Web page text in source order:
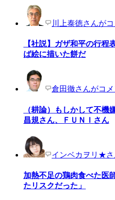
川上泰徳さんが
【社説】ガザ和平の行
ば絵に描いた餅だ
倉田徹さんがコ
（耕論）もしかして不
昌規さん、ＦＵＮＩさん
インベカヲリ★さ
加熱不足の鶏肉食べた医
たリスクだった」